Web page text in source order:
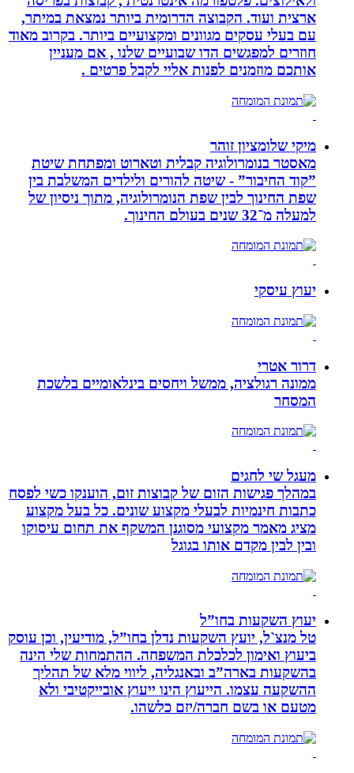
ארצית ועוד. הקבוצה הדרומית ביותר נמצאת במיתר,
עם בעלי עסקים מגוונים ומקצועיים ביותר. בקרוב מאוד
חוזרים למפגשים הדו שבועיים שלנו , אם מעניין
אותכם מוזמנים לפנות אליי לקבל פרטים .
מיקי שלומציון זוהר
מאסטר בנומרולוגיה קבלית וטארוט ומפתחת שיטת
”קוד החיבור” - שיטה להורים ולילדים המשלבת בין
שפת החינוך לבין שפת הנומרולוגיה, מתוך ניסיון של
למעלה מ־32 שנים בעולם החינוך.
יעוץ עיסקי
דרור אטרי
ממונה רגולציה, ממשל ויחסים בינלאומיים בלשכת
המסחר
מעגל שי לחגים
במהלך פגישות הזום של קבוצות זום, הוענקו כשי לפסח
כתבות חינמיות לבעלי מקצוע שונים. כל בעל מקצוע
מציג מאמר מקצועי מסוגנן המשקף את תחום עיסוקו
ובין לבין מקדם אותו בגוגל
יעוץ השקעות בחו”ל
טל מנצ`ל, יועץ השקעות נדלן בחו”ל, מודיעין, וכן עוסק
ביעוץ ואימון לכלכלת המשפחה. ההתמחות שלי הינה
בהשקעות בארה”ב ובאנגליה, ליווי מלא של תהליך
ההשקעה עצמו. הייעוץ הינו ייעוץ אובייקטיבי ולא
מטעם או בשם חברה/יזם כלשהו.